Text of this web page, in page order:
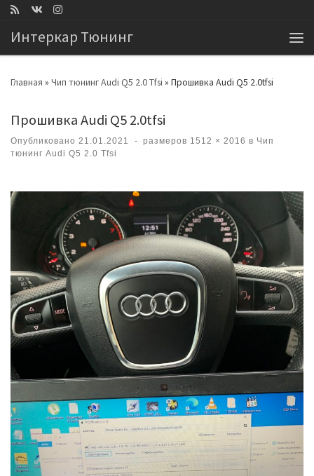
Интеркар Тюнинг
Главная » Чип тюнинг Audi Q5 2.0 Tfsi » Прошивка Audi Q5 2.0tfsi
Прошивка Audi Q5 2.0tfsi
Опубликовано 21.01.2021 - размеров 1512 × 2016 в Чип
тюнинг Audi Q5 2.0 Tfsi
Навигация по изображениям